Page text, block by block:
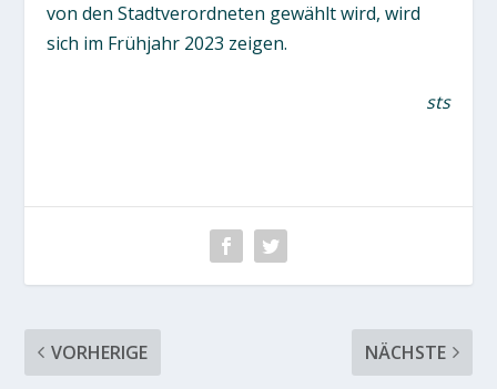
von den Stadtverordneten gewählt wird, wird
sich im Frühjahr 2023 zeigen.
sts
VORHERIGE NÄCHSTE